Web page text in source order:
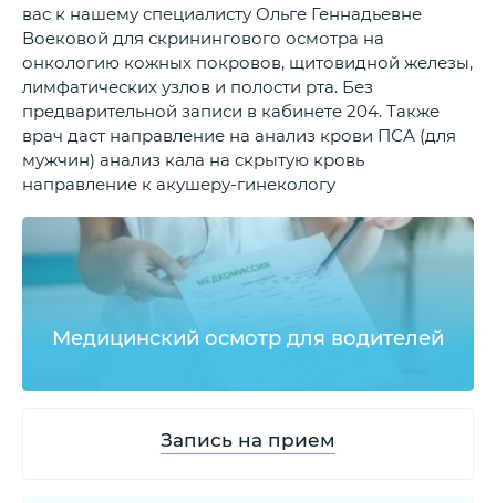
вас к нашему специалисту Ольге Геннадьевне
Воековой для скринингового осмотра на
онкологию кожных покровов, щитовидной железы,
лимфатических узлов и полости рта. Без
предварительной записи в кабинете 204. Также
врач даст направление на анализ крови ПСА (для
мужчин) анализ кала на скрытую кровь
направление к акушеру-гинекологу
Медицинский осмотр для водителей
Запись на прием